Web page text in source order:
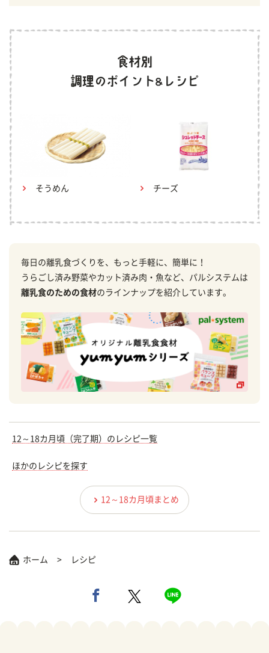
そうめん チーズ
毎日の離乳食づくりを、もっと手軽に、簡単に！
うらごし済み野菜やカット済み肉・魚など、パルシステムは
離乳食のための食材のラインナップを紹介しています。
12～18カ月頃（完了期）のレシピ一覧
ほかのレシピを探す
12～18カ月頃まとめ
ホーム レシピ